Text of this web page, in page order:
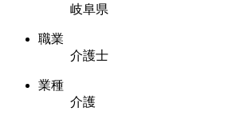
岐阜県
職業
介護士
業種
介護